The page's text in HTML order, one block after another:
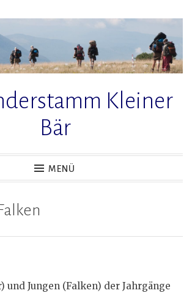
Kleiner
Bär
MENÜ
und Jungen (Falken) der Jahrgänge